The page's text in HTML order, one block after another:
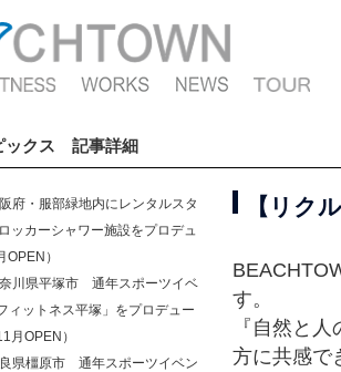
ックス 記事詳細
府・服部緑地内にレンタルスタ
ッカーシャワー施設をプロデュ
）
奈川県平塚市 通年スポーツイベ
ィットネス平塚」をプロデュー
月OPEN）
良県橿原市 通年スポーツイベン
【リク
す。
『自然と
方に共感で